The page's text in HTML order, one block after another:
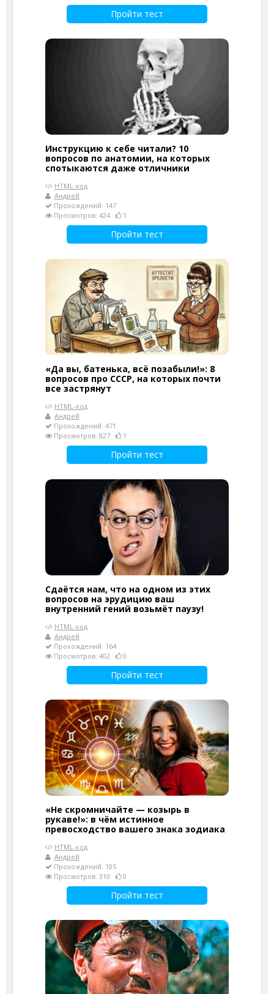
Пройти тест
Инструкцию к себе читали? 10
вопросов по анатомии, на которых
спотыкаются даже отличники
HTML-код
Андрей
Прохождений: 147
Просмотров: 424
1
Пройти тест
«Да вы, батенька, всё позабыли!»: 8
вопросов про СССР, на которых почти
все застрянут
HTML-код
Андрей
Прохождений: 471
Просмотров: 827
1
Пройти тест
Сдаётся нам, что на одном из этих
вопросов на эрудицию ваш
внутренний гений возьмёт паузу!
HTML-код
Андрей
Прохождений: 164
Просмотров: 402
0
Пройти тест
«Не скромничайте — козырь в
рукаве!»: в чём истинное
превосходство вашего знака зодиака
HTML-код
Андрей
Прохождений: 105
Просмотров: 310
0
Пройти тест